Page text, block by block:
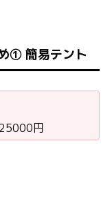
① 簡易テント
円